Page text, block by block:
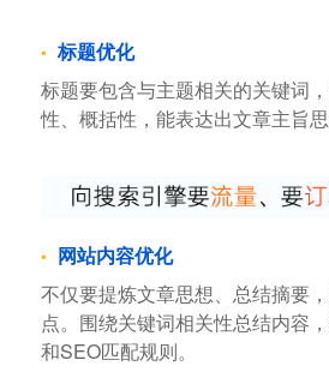
标题优化
标题要包含与主题相关的关键词
性、概括性，能表达出文章主旨思
网站内容优化
不仅要提炼文章思想、总结摘要
点。围绕关键词相关性总结内容
和SEO匹配规则。